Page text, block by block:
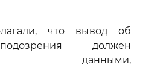
что вывод об
должен
данными,